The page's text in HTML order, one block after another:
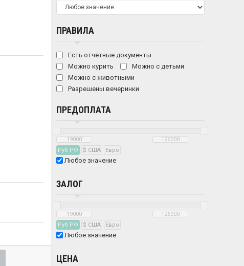
ПРАВИЛА
Есть отчётные документы
Можно курить
Можно с детьми
Можно с животными
Разрешены вечеринки
ПРЕДОПЛАТА
Руб РФ $ США Eвро
Любое значение
ЗАЛОГ
Руб РФ $ США Eвро
Любое значение
ЦЕНА